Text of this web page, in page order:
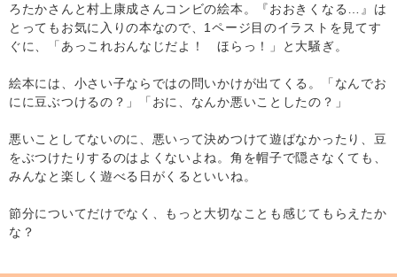
ろたかさんと村上康成さんコンビの絵本。『おおきくなる…』は
とってもお気に入りの本なので、1ページ目のイラストを見てす
ぐに、「あっこれおんなじだよ！ ほらっ！」と大騒ぎ。
絵本には、小さい子ならではの問いかけが出てくる。「なんでお
にに豆ぶつけるの？」「おに、なんか悪いことしたの？」
悪いことしてないのに、悪いって決めつけて遊ばなかったり、豆
をぶつけたりするのはよくないよね。角を帽子で隠さなくても、
みんなと楽しく遊べる日がくるといいね。
節分についてだけでなく、もっと大切なことも感じてもらえたか
な？